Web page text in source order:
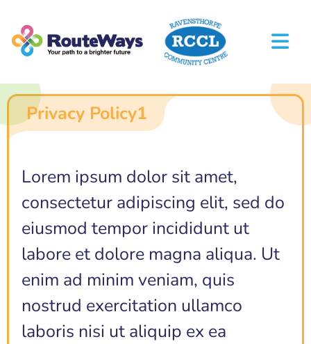
Privacy Policy1
Lorem ipsum dolor sit amet,
consectetur adipiscing elit, sed do
eiusmod tempor incididunt ut
labore et dolore magna aliqua. Ut
enim ad minim veniam, quis
nostrud exercitation ullamco
laboris nisi ut aliquip ex ea